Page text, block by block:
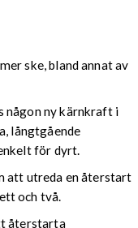
ske, bland annat av
någon ny kärnkraft i
långtgående
för dyrt.
att utreda en återstart
och två.
återstarta